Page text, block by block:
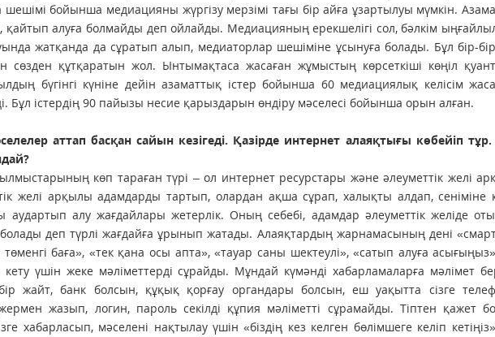
бойынша медиацияны жүргізу мерзімі тағы бір айға ұзартылуы мүмкін.
қайтып алуға болмайды деп ойлайды. Медиацияның ерекшелігі сол, бәлкім
жатқанда да сұратып алып, медиаторлар шешіміне ұсынуға болады. Бұл бір-
сөзден құтқаратын жол. Ынтымақтаса жасаған жұмыстың көрсеткіші көңіл
бүгінгі күніне дейін азаматтық істер бойынша 60 медиациялық келісім
Бұл істердің 90 пайызы несие қарыздарын өндіру мәселесі бойынша орын алған.
аттап басқан сайын кезігеді. Қазірде интернет алаяқтығы көбейіп
көп тараған түрі – ол интернет ресурстары және әлеуметтік желі
желі арқылы адамдарды тартып, олардан ақша сұрап, халықты алдап, сеніміне
аудартып алу жағдайлары жетерлік. Оның себебі, адамдар әлеуметтік желіде
деп түрлі жағдайға ұрынып жатады. Алаяқтардың жарнамасының дені
баға», «тек қана осы апта», «тауар саны шектеулі», «сатып алуға
үшін жеке мәліметтерді сұрайды. Мұндай күмәнді хабарламаларға мәлімет
жайт, банк болсын, құқық қорғау органдары болсын, еш уақытта сізге
жазып, логин, пароль секілді құпия мәліметті сұрамайды. Тіптен қажет
хабарласып, мәселені нақтылау үшін «біздің кез келген бөлімшеге келіп